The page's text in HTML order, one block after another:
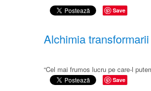
Save
Alchimia
“Cel mai frumos lucru pe care-l
Save